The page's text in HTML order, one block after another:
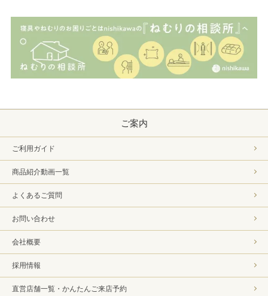
ご案内
ご利用ガイド
商品紹介動画一覧
よくあるご質問
お問い合わせ
会社概要
採用情報
直営店舗一覧・かんたんご来店予約